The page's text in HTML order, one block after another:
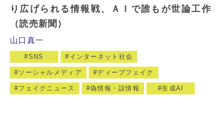
り広げられる情報戦、ＡＩで誰もが世論工作
（読売新聞）
山口真一
SNS インターネット社会
ソーシャルメディア ディープフェイク
フェイクニュース 偽情報・誤情報 生成AI